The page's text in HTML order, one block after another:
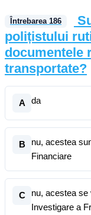
Întrebarea 186
polițistului
documentele
transportate?
A da
B
nu, acestea
Financiare
C
nu, acestea
Investigare a